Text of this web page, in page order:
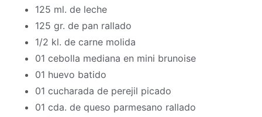
125 ml. de leche
125 gr. de pan rallado
1/2 kl. de carne molida
01 cebolla mediana en mini brunoise
01 huevo batido
01 cucharada de perejil picado
01 cda. de queso parmesano rallado